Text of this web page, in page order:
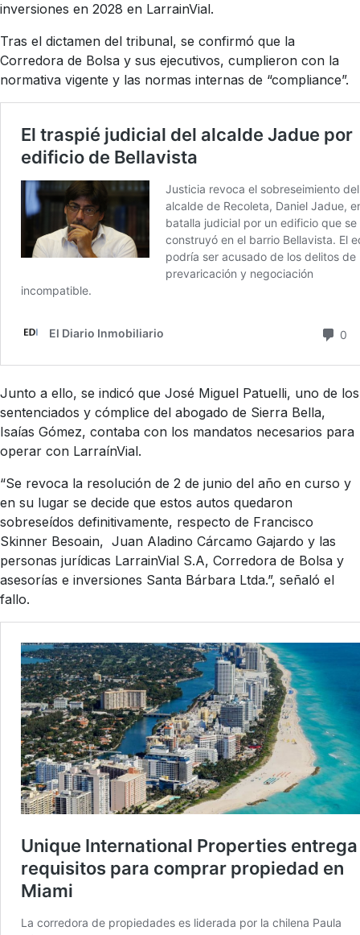
inversiones en 2028 en LarrainVial.
Tras el dictamen del tribunal, se confirmó que la
Corredora de Bolsa y sus ejecutivos, cumplieron con la
normativa vigente y las normas internas de “compliance”.
Junto a ello, se indicó que José Miguel Patuelli, uno de los
sentenciados y cómplice del abogado de Sierra Bella,
Isaías Gómez, contaba con los mandatos necesarios para
operar con LarraínVial.
“Se revoca la resolución de 2 de junio del año en curso y
en su lugar se decide que estos autos quedaron
sobreseídos definitivamente, respecto de Francisco
Skinner Besoain, Juan Aladino Cárcamo Gajardo y las
personas jurídicas LarrainVial S.A, Corredora de Bolsa y
asesorías e inversiones Santa Bárbara Ltda.”, señaló el
fallo.